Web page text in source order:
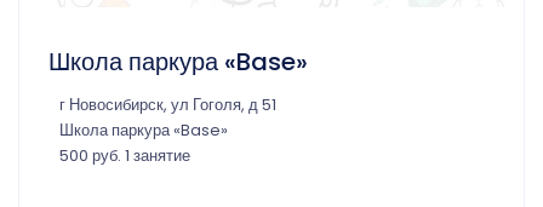
Школа паркура «Base»
г Новосибирск, ул Гоголя, д 51
Школа паркура «Base»
500 руб. 1 занятие